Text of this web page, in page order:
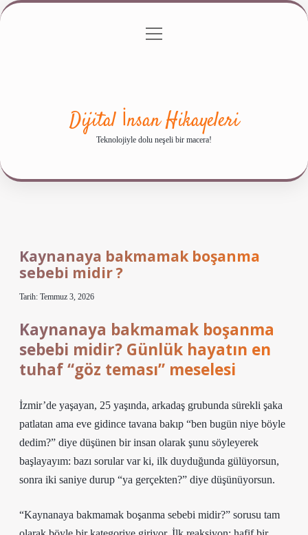
Gizlilik Politikası
menüyü
Dijital İnsan Hikayeleri
Teknolojiyle dolu neşeli bir macera!
Kaynanaya bakmamak boşanma
sebebi midir ?
Tarih: Temmuz 3, 2026
Kaynanaya bakmamak boşanma
sebebi midir? Günlük hayatın en
tuhaf “göz teması” meselesi
İzmir’de yaşayan, 25 yaşında, arkadaş grubunda sürekli şaka
patlatan ama eve gidince tavana bakıp “ben bugün niye böyle
dedim?” diye düşünen bir insan olarak şunu söyleyerek
başlayayım: bazı sorular var ki, ilk duyduğunda gülüyorsun,
sonra iki saniye durup “ya gerçekten?” diye düşünüyorsun.
“Kaynanaya bakmamak boşanma sebebi midir?” sorusu tam